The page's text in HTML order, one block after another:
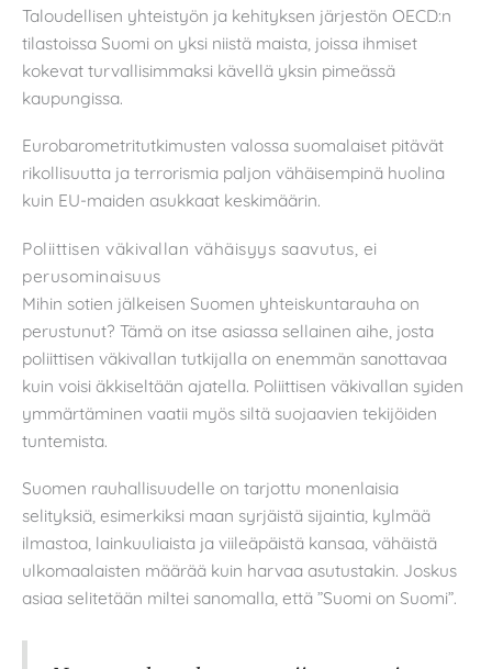
Taloudellisen yhteistyön ja kehityksen järjestön OECD:n
tilastoissa Suomi on yksi niistä maista, joissa ihmiset
kokevat turvallisimmaksi kävellä yksin pimeässä
kaupungissa.
Eurobarometritutkimusten valossa suomalaiset pitävät
rikollisuutta ja terrorismia paljon vähäisempinä huolina
kuin EU-maiden asukkaat keskimäärin.
Poliittisen väkivallan vähäisyys saavutus, ei
perusominaisuus
Mihin sotien jälkeisen Suomen yhteiskuntarauha on
perustunut? Tämä on itse asiassa sellainen aihe, josta
poliittisen väkivallan tutkijalla on enemmän sanottavaa
kuin voisi äkkiseltään ajatella. Poliittisen väkivallan syiden
ymmärtäminen vaatii myös siltä suojaavien tekijöiden
tuntemista.
Suomen rauhallisuudelle on tarjottu monenlaisia
selityksiä, esimerkiksi maan syrjäistä sijaintia, kylmää
ilmastoa, lainkuuliaista ja viileäpäistä kansaa, vähäistä
ulkomaalaisten määrää kuin harvaa asutustakin. Joskus
asiaa selitetään miltei sanomalla, että ”Suomi on Suomi”.